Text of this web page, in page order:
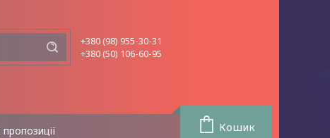
+380 (98) 955-30-31
+380 (50) 106-60-95
пропозиції Кошик